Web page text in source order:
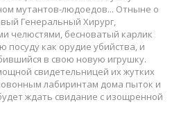
мутантов-людоедов... Отныне о
Генеральный Хирург,
челюстями, бесноватый карлик
как орудие убийства, и
в свою новую игрушку.
свидетельницей их жутких
лабиринтам дома пыток и
ждать свидание с изощренной